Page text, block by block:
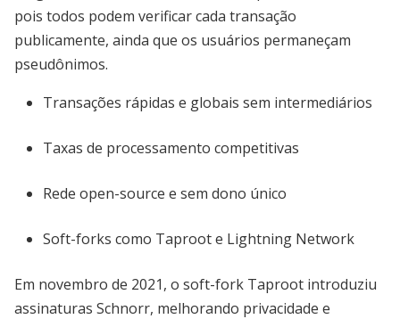
pois todos podem verificar cada transação
publicamente, ainda que os usuários permaneçam
pseudônimos.
Transações rápidas e globais sem intermediários
Taxas de processamento competitivas
Rede open-source e sem dono único
Soft-forks como Taproot e Lightning Network
Em novembro de 2021, o soft-fork Taproot introduziu
assinaturas Schnorr, melhorando privacidade e